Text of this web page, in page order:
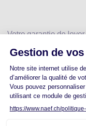
Votre garantie de
Dès CHF 25.-